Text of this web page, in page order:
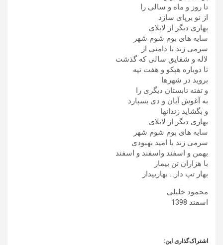
تا روز و ماه و سالی را
از نو برپای سازد
بهاری دیگر از لابلای
سایه های بوم شوم شهر
سرمی زند با دامنی از
لاله و شقایق سالی که گذشت
تا دوباره هپکو و هفت تپه
بروید در شهرها
و تفته تابستان دیگری را
به آغوش آبان و دی بسپارد
و بگشاید زندانها
بهاری دیگر از لابلای
سایه های بوم شوم شهر
سرمی زند با امید بهبودی
بهمن و اسفند واسفند و اسفند
با هزاران تن بیمار
بهار تب دار… بهاربیدار
محمود خلیلی
اسفند 1398
اشتراک‌گذاری این: